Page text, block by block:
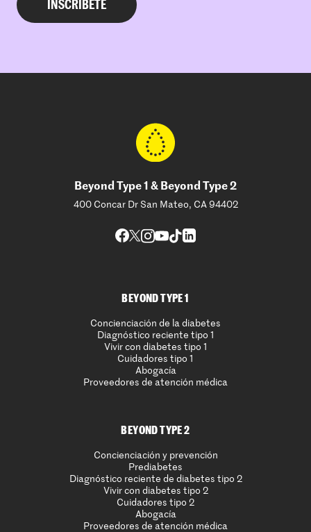
Beyond Type 1 & Beyond Type 2
400 Concar Dr San Mateo, CA 94402
BEYOND TYPE 1
Concienciación de la diabetes
Diagnóstico reciente tipo 1
Vivir con diabetes tipo 1
Cuidadores tipo 1
Abogacía
Proveedores de atención médica
BEYOND TYPE 2
Concienciación y prevención
Prediabetes
Diagnóstico reciente de diabetes tipo 2
Vivir con diabetes tipo 2
Cuidadores tipo 2
Abogacía
Proveedores de atención médica